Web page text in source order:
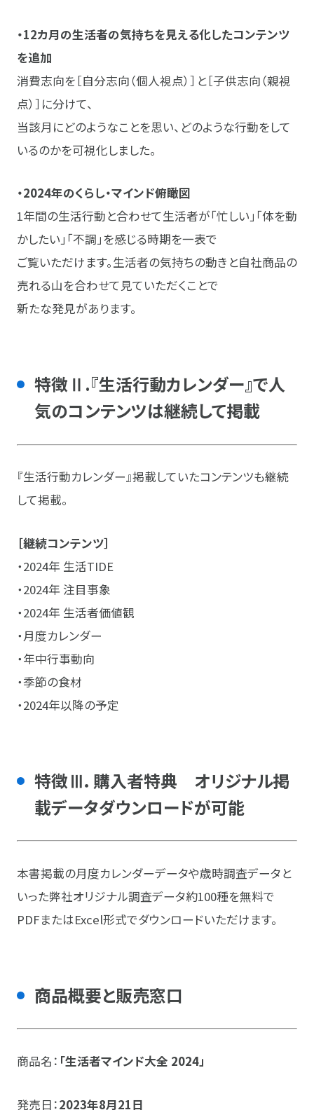
・12カ月の生活者の気持ちを見える化したコンテンツ
を追加
消費志向を［自分志向（個人視点）］と［子供志向（親視
点）］に分けて、
当該月にどのようなことを思い、どのような行動をして
いるのかを可視化しました。
・2024年のくらし・マインド俯瞰図
1年間の生活行動と合わせて生活者が「忙しい」「体を動
かしたい」「不調」を感じる時期を一表で
ご覧いただけます。生活者の気持ちの動きと自社商品の
売れる山を合わせて見ていただくことで
新たな発見があります。
特徴Ⅱ.『生活行動カレンダー』で人
気のコンテンツは継続して掲載
『生活行動カレンダー』掲載していたコンテンツも継続
して掲載。
［継続コンテンツ］
・2024年 生活TIDE
・2024年 注目事象
・2024年 生活者価値観
・月度カレンダー
・年中行事動向
・季節の食材
・2024年以降の予定
特徴Ⅲ．購入者特典 オリジナル掲
載データダウンロードが可能
本書掲載の月度カレンダーデータや歳時調査データと
いった弊社オリジナル調査データ約100種を無料で
PDFまたはExcel形式でダウンロードいただけます。
商品概要と販売窓口
商品名： 「生活者マインド大全 2024」
発売日：2023年8月21日